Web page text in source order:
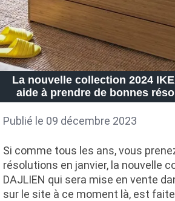
La nouvelle collection 2024
aide à prendre de bonnes
Publié le 09 décembre 2023
Si comme tous les ans, vous
résolutions en janvier, la nouvelle
DAJLIEN qui sera mise en vente
sur le site à ce moment là, est